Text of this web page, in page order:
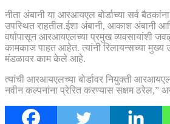
नीता अंबानी या आरआयएल बोर्डाच्या सर्व
उपस्थित राहतील.ईशा अंबानी, आकाश अंबानी
वर्षांपासून आरआयएलच्या प्रमुख व्यवसायांशी
कामकाज पाहत आहेत. त्यांनी रिलायन्सच्या
मंडळावर काम केले आहे.
त्यांची आरआयएलच्या बोर्डावर नियुक्ती
नवीन कल्पनांना प्रेरित करण्यास सक्षम ठरेल,”